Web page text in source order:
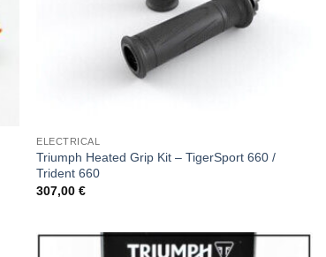
ELECTRICAL
Triumph Heated Grip Kit – TigerSport 660 /
Trident 660
307,00€